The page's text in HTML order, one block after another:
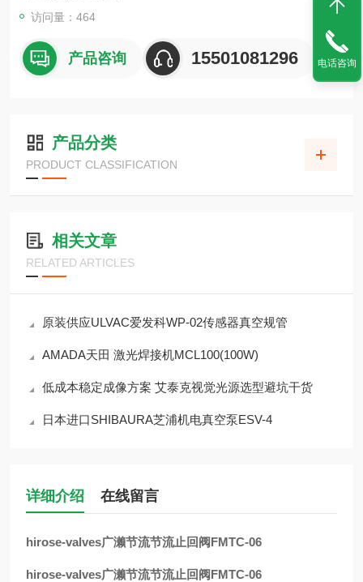
访问量：464
产品咨询 15501081296
产品分类
PRODUCT CLASSIFICATION
相关文章
RELATED ARTICLES
原装供应ULVAC爱发科WP-02传感器真空规管
AMADA天田 激光焊接机MCL100(100W)
低成本稳定成像方案 艾泰克视觉光源选型避坑干货
日本进口SHIBAURA芝浦机电真空泵ESV-4
详细介绍 在线留言
hirose-valves广濑节流节流止回阀FMTC-06
hirose-valves广濑节流节流止回阀FMTC-06
电话咨询